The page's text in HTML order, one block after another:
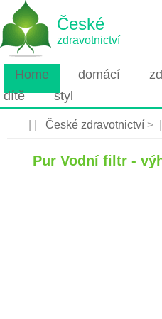
České
zdravotnictví
Home domácí
dítě
styl
České zdravotnictví > |
Pur Vodní filtr -